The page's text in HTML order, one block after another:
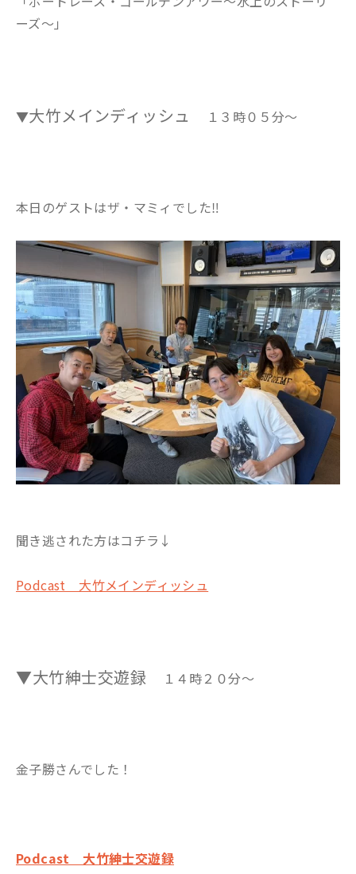
ーズ～」
▼大竹メインディッシュ １３時０５分～
本日のゲストはザ・マミィでした‼
聞き逃された方はコチラ↓
Podcast 大竹メインディッシュ
▼大竹紳士交遊録 １４時２０分～
金子勝さんでした！
Podcast 大竹紳士交遊録